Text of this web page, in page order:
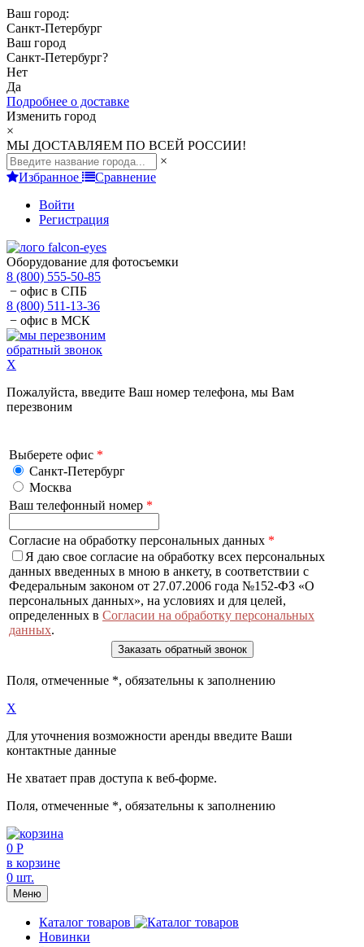
Ваш город:
Санкт-Петербург
Ваш город
Санкт-Петербург?
Нет
Да
Подробнее о доставке
Изменить город
×
МЫ ДОСТАВЛЯЕМ ПО ВСЕЙ РОССИИ!
×
Избранное
Сравнение
Войти
Регистрация
Оборудование для фотосъемки
8 (800) 555-50-85
− офис в СПБ
8 (800) 511-13-36
− офис в МСК
обратный звонок
X
Пожалуйста, введите Ваш номер телефона, мы Вам
перезвоним
Выберете офис *
Санкт-Петербург
Москва
Ваш телефонный номер *
Согласие на обработку персональных данных *
Я даю свое согласие на обработку всех персональных
данных введенных в мною в анкету, в соответствии с
Федеральным законом от 27.07.2006 года №152-ФЗ «О
персональных данных», на условиях и для целей,
определенных в Согласии на обработку персональных
данных.
Поля, отмеченные *, обязательны к заполнению
X
Для уточнения возможности аренды введите Ваши
контактные данные
Не хватает прав доступа к веб-форме.
Поля, отмеченные *, обязательны к заполнению
0 Р
в корзине
0 шт.
Меню
Каталог товаров
Новинки